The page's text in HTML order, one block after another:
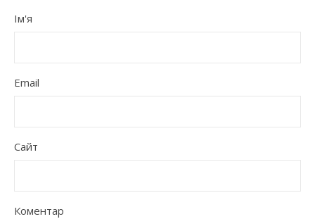
Ім'я
Email
Сайт
Коментар